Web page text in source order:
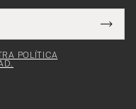
POLÍTICA